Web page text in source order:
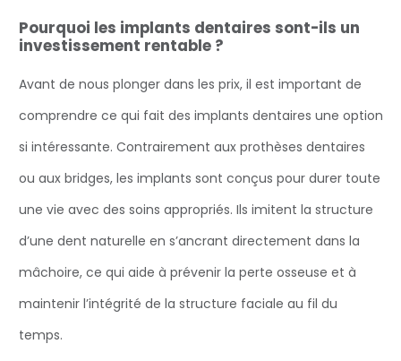
Pourquoi les implants dentaires sont-ils un
investissement rentable ?
Avant de nous plonger dans les prix, il est important de
comprendre ce qui fait des implants dentaires une option
si intéressante. Contrairement aux prothèses dentaires
ou aux bridges, les implants sont conçus pour durer toute
une vie avec des soins appropriés. Ils imitent la structure
d’une dent naturelle en s’ancrant directement dans la
mâchoire, ce qui aide à prévenir la perte osseuse et à
maintenir l’intégrité de la structure faciale au fil du
temps.